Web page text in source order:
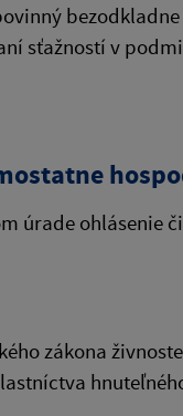
sťažností v
úrade ohlásenie
zákona